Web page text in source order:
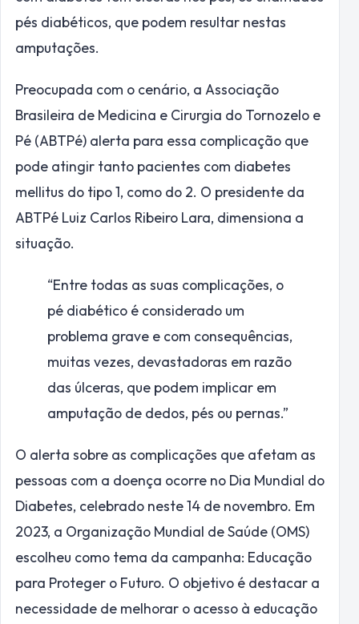
pés diabéticos, que podem resultar nestas
amputações.
Preocupada com o cenário, a Associação
Brasileira de Medicina e Cirurgia do Tornozelo e
Pé (ABTPé) alerta para essa complicação que
pode atingir tanto pacientes com diabetes
mellitus do tipo 1, como do 2. O presidente da
ABTPé Luiz Carlos Ribeiro Lara, dimensiona a
situação.
“Entre todas as suas complicações, o
pé diabético é considerado um
problema grave e com consequências,
muitas vezes, devastadoras em razão
das úlceras, que podem implicar em
amputação de dedos, pés ou pernas.”
O alerta sobre as complicações que afetam as
pessoas com a doença ocorre no Dia Mundial do
Diabetes, celebrado neste 14 de novembro. Em
2023, a Organização Mundial de Saúde (OMS)
escolheu como tema da campanha: Educação
para Proteger o Futuro. O objetivo é destacar a
necessidade de melhorar o acesso à educação